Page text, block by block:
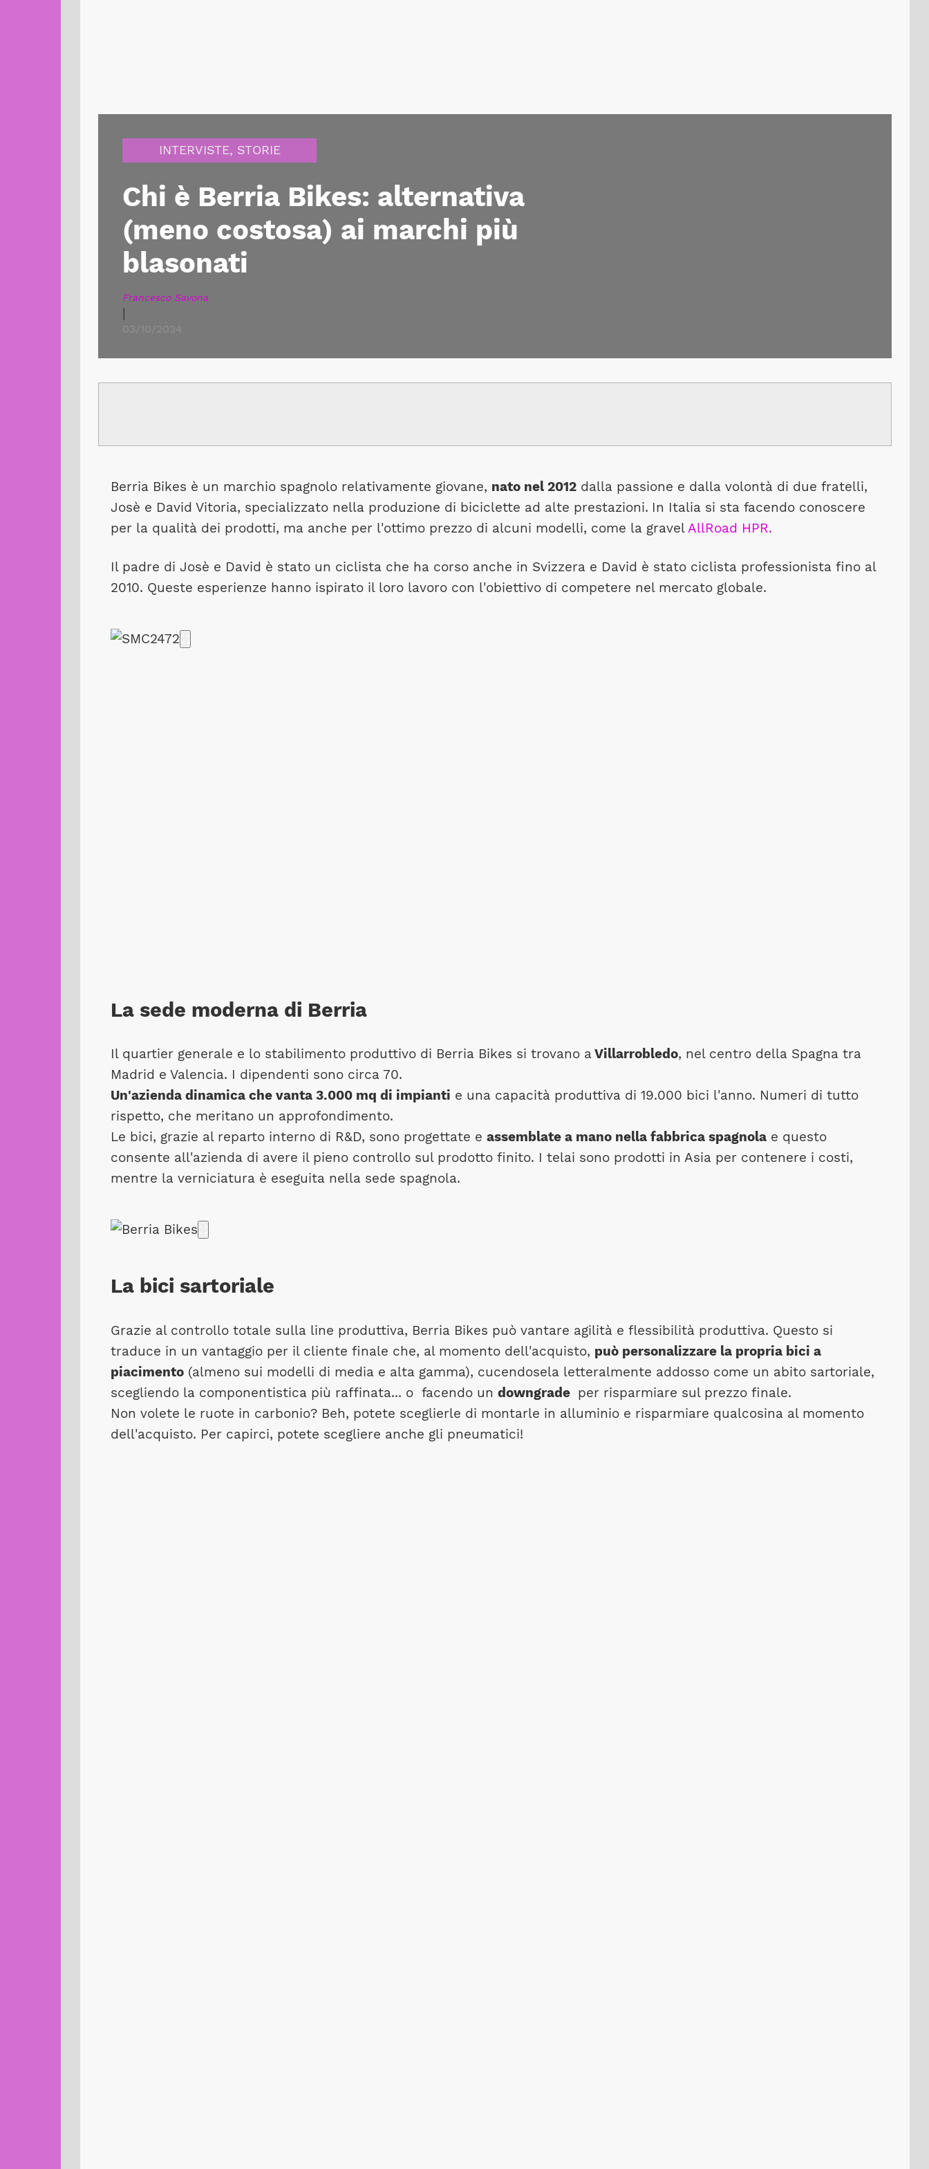
INTERVISTE, STORIE
Chi è Berria Bikes: alternativa
(meno costosa) ai marchi più
blasonati
Francesco Savona
|
03/10/2024
Berria Bikes è un marchio spagnolo relativamente giovane, nato nel 2012dalla passione e dalla volontà di due fratelli,
Josè e David Vitoria, specializzato nella produzione di biciclette ad alte prestazioni. In Italia si sta facendo conoscere
per la qualità dei prodotti, ma anche per l'ottimo prezzo di alcuni modelli, come la gravelAllRoad HPR.
Il padre di Josè e David è stato un ciclista che ha corso anche in Svizzera e David è stato ciclista professionista fino al
2010. Queste esperienze hanno ispirato il loro lavoro con l'obiettivo di competere nel mercato globale.
La sede moderna di Berria
Il quartier generale e lo stabilimento produttivo di Berria Bikes si trovano aVillarrobledo, nel centro della Spagna tra
Madrid e Valencia. I dipendenti sono circa 70.
Un'azienda dinamica che vanta 3.000 mq di impianti e una capacità produttiva di 19.000 bici l'anno. Numeri di tutto
rispetto, che meritano un approfondimento.
Le bici, grazie al reparto interno di R&D, sono progettate e assemblate a mano nella fabbrica spagnolae questo
consente all'azienda di avere il pieno controllo sul prodotto finito. I telai sono prodotti in Asia per contenere i costi,
mentre la verniciatura è eseguita nella sede spagnola.
La bici sartoriale
Grazie al controllo totale sulla line produttiva, Berria Bikes può vantare agilità e flessibilità produttiva. Questo si
traduce in un vantaggio per il cliente finale che, al momento dell'acquisto, può personalizzare la propria bici a
piacimento(almeno sui modelli di media e alta gamma), cucendosela letteralmente addosso come un abito sartoriale,
scegliendo la componentistica più raffinata... o facendo un downgrade per risparmiare sul prezzo finale.
Non volete le ruote in carbonio? Beh, potete sceglierle di montarle in alluminio e risparmiare qualcosina al momento
dell'acquisto. Per capirci, potete scegliere anche gli pneumatici!